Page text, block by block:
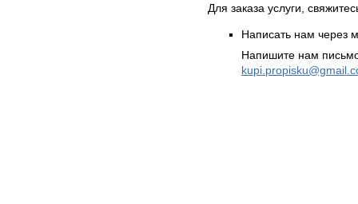
Для заказа услуги,
Написать нам через
Напишите нам